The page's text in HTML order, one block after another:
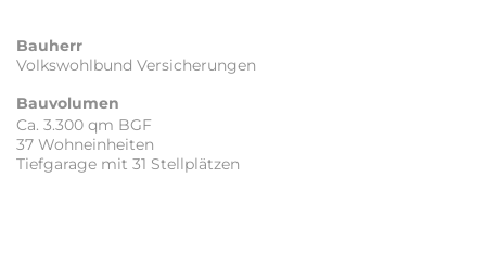
Bauherr
Volkswohlbund Versicherungen
Bauvolumen
Ca. 3.300 qm BGF
37 Wohneinheiten
Tiefgarage mit 31 Stellplätzen